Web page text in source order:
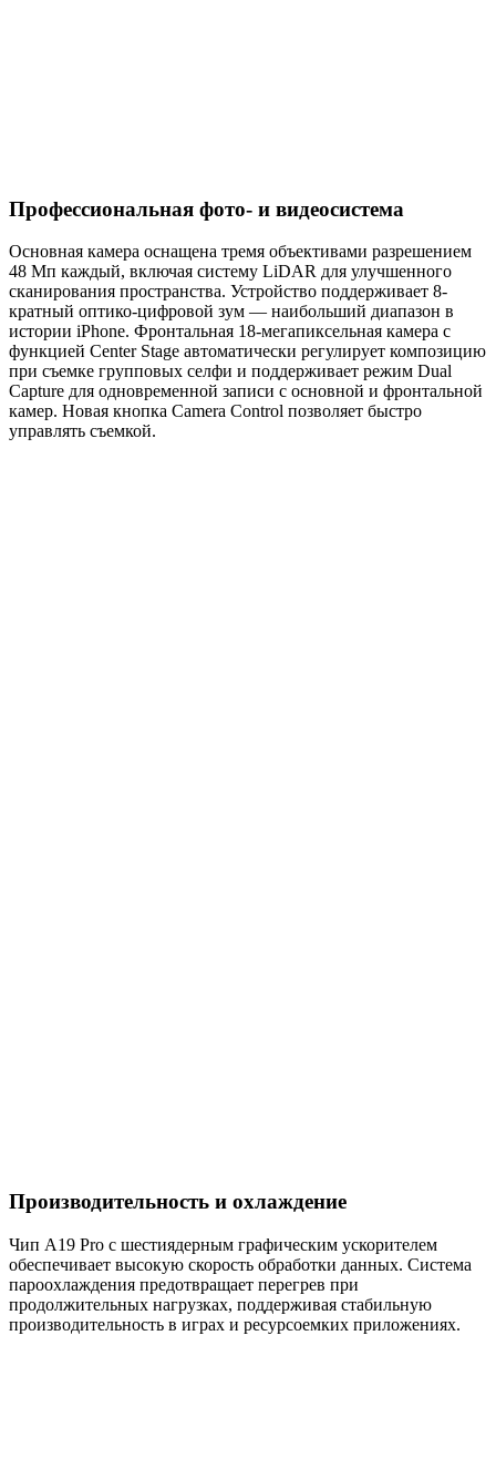
Профессиональная фото- и видеосистема
Основная камера оснащена тремя объективами разрешением
48 Мп каждый, включая систему LiDAR для улучшенного
сканирования пространства. Устройство поддерживает 8-
кратный оптико-цифровой зум — наибольший диапазон в
истории iPhone. Фронтальная 18-мегапиксельная камера с
функцией Center Stage автоматически регулирует композицию
при съемке групповых селфи и поддерживает режим Dual
Capture для одновременной записи с основной и фронтальной
камер. Новая кнопка Camera Control позволяет быстро
управлять съемкой.
Производительность и охлаждение
Чип A19 Pro с шестиядерным графическим ускорителем
обеспечивает высокую скорость обработки данных. Система
пароохлаждения предотвращает перегрев при
продолжительных нагрузках, поддерживая стабильную
производительность в играх и ресурсоемких приложениях.